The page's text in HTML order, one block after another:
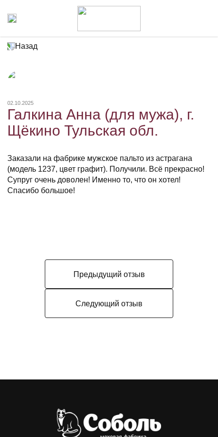
Назад
02.10.2025
Галкина Анна (для мужа), г.
Щёкино Тульская обл.
Заказали на фабрике мужское пальто из астрагана
(модель 1237, цвет графит). Получили. Всё прекрасно!
Супруг очень доволен! Именно то, что он хотел!
Спасибо большое!
Предыдущий отзыв
Следующий отзыв